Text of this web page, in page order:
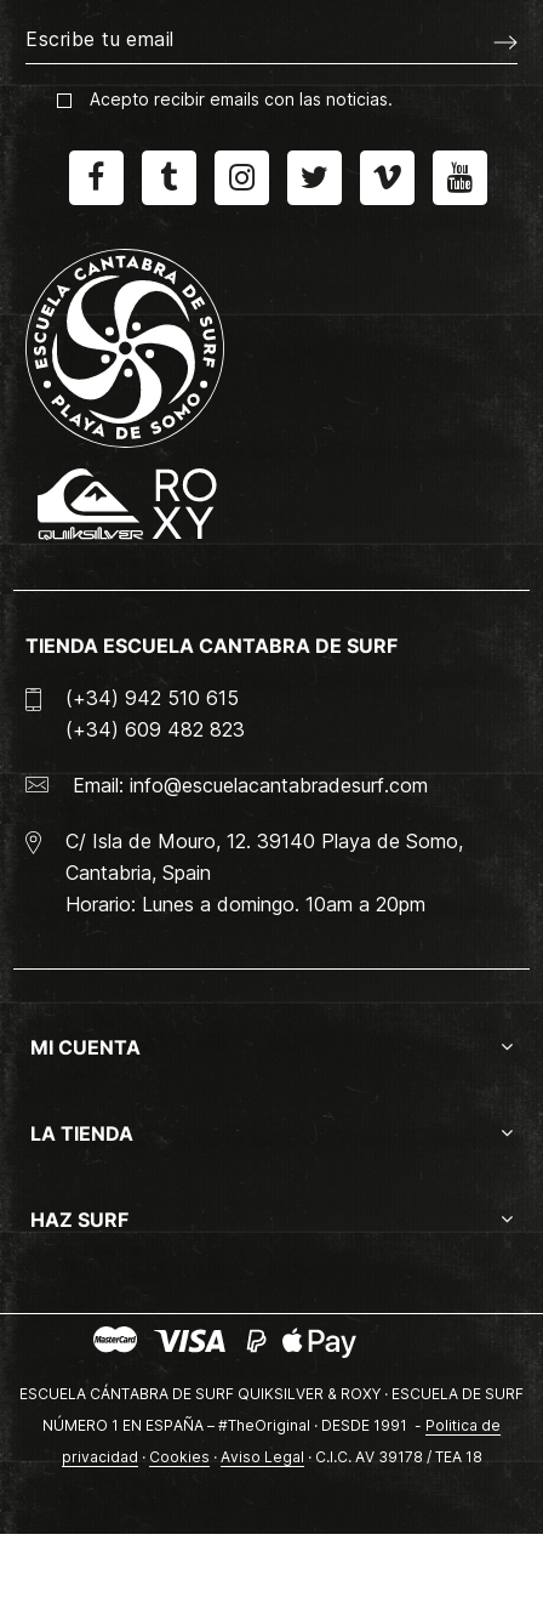
Acepto recibir emails con las noticias.
TIENDA ESCUELA CANTABRA DE SURF
(+34) 942 510 615
(+34) 609 482 823
Email: info@escuelacantabradesurf.com
C/ Isla de Mouro, 12. 39140 Playa de Somo,
Cantabria, Spain
Horario: Lunes a domingo. 10am a 20pm
MI CUENTA
LA TIENDA
HAZ SURF
ESCUELA CÁNTABRA DE SURF QUIKSILVER & ROXY · ESCUELA DE SURF
NÚMERO 1 EN ESPAÑA – #TheOriginal · DESDE 1991 - Politica de
privacidad · Cookies · Aviso Legal · C.I.C. AV 39178 / TEA 18